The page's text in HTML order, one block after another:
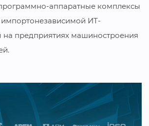
аппаратные комплексы
импортонезависимой ИТ-
на предприятиях машиностроения